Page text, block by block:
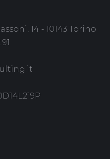
14 - 10143 Torino